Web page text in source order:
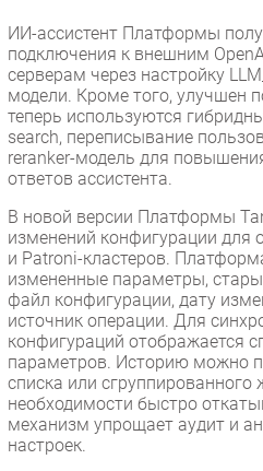
Проекты
IT класс
Тестовый стенд
Каталог компаний
ИИ-ассистент Платформы
подключения к внешним
серверам через настройку
модели. Кроме того, улучшен
теперь используются
search, переписывание
reranker-модель для
ответов ассистента.
В новой версии Платформы
изменений конфигурации для
и Patroni-кластеров.
измененные параметры,
файл конфигурации, дату
источник операции. Для
конфигураций отображается
параметров. Историю можно
списка или сгруппированного
необходимости быстро
механизм упрощает аудит и
настроек.